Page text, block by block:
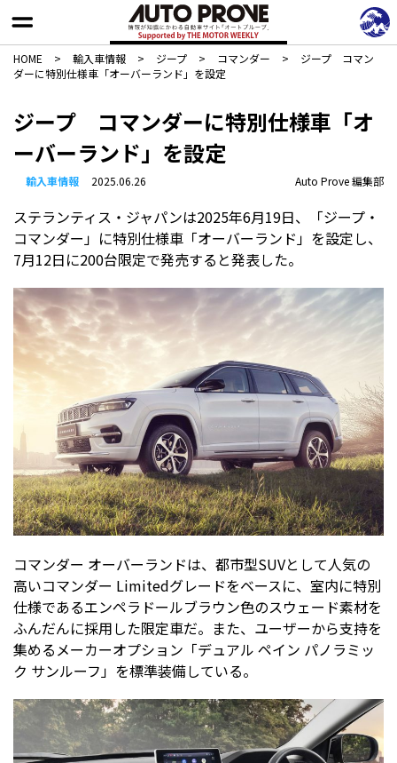
HOME > 輸入車情報 > ジープ > コマンダー >
ジープ コマン
ダーに特別仕様車「オーバーランド」を設定
ジープ コマンダーに特別仕様車「オ
ーバーランド」を設定
輸入車情報 2025.06.26 Auto Prove 編集部
ステランティス・ジャパンは2025年6月19日、「ジープ・
コマンダー」に特別仕様車「オーバーランド」を設定し、
7月12日に200台限定で発売すると発表した。
コマンダー オーバーランドは、都市型SUVとして人気の
高いコマンダー Limitedグレードをベースに、室内に特別
仕様であるエンペラドールブラウン色のスウェード素材を
ふんだんに採用した限定車だ。また、ユーザーから支持を
集めるメーカーオプション「デュアル ペイン パノラミッ
ク サンルーフ」を標準装備している。